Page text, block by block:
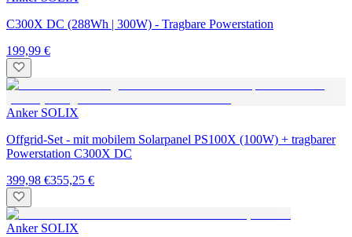
C300X DC (288Wh | 300W) - Tragbare Powerstation
199,99 €
Anker SOLIX
Offgrid-Set - mit mobilem Solarpanel PS100X (100W) + tragbarer
Powerstation C300X DC
399,98 €355,25 €
Anker SOLIX